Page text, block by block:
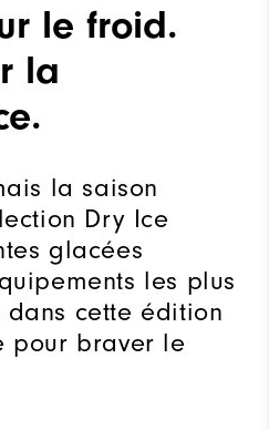
le froid.
la
la saison
Dry Ice
glacées
les plus
dans cette édition
pour braver le